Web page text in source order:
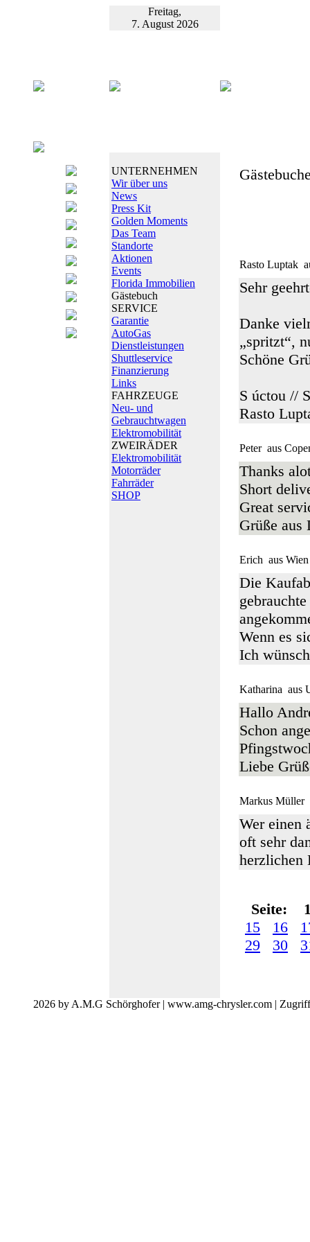
Freitag,
7. August 2026
UNTERNEHMEN
Wir über uns
News
Press Kit
Golden Moments
Das Team
Standorte
Aktionen
Events
Florida Immobilien
Gästebuch
SERVICE
Garantie
AutoGas
Dienstleistungen
Shuttleservice
Finanzierung
Links
FAHRZEUGE
Neu- und
Gebrauchtwagen
Elektromobilität
ZWEIRÄDER
Elektromobilität
Motorräder
Fahrräder
SHOP
Rasto Luptak
Sehr
Danke
„spritzt“,
Schöne
S úctou //
Rasto
Peter aus
Thanks
Short
Great
Grüße aus
Erich aus
Die
Wenn es
Ich
Katharina aus
Hallo
Schon
Liebe
Markus Müller
Wer einen
oft sehr
herzlichen
Seite:
15
16
29
30
2026 by A.M.G Schörghofer | www.amg-chrysler.com |